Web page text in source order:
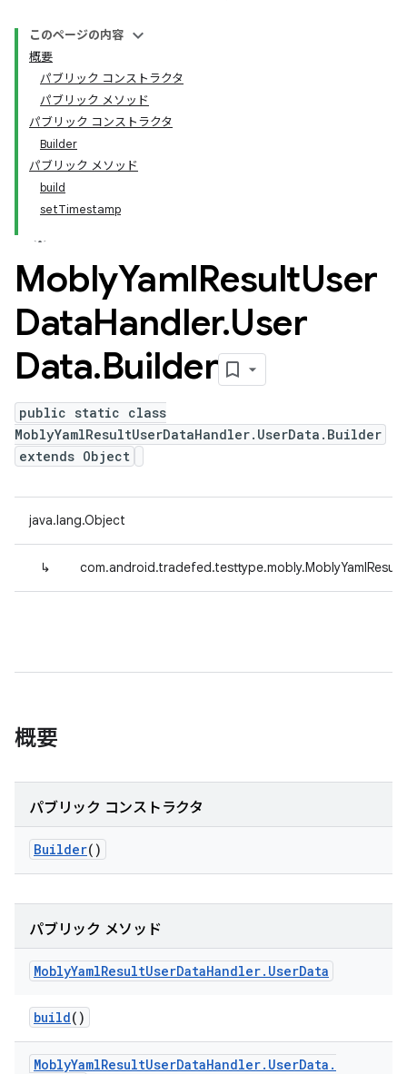
このページの内容
概要
パブリック コンストラクタ
パブリック メソッド
パブリック コンストラクタ
Builder
パブリック メソッド
build
setTimestamp
MoblyYamlResultUser
DataHandler.User
Data.Builder
public static class
MoblyYamlResultUserDataHandler.UserData.Builder
extends Object
java.lang.Object
↳
概要
パブリック コンストラクタ
Builder()
パブリック メソッド
MoblyYamlResultUserDataHandler. UserData
build()
MoblyYamlResultUserDataHandler. UserData .